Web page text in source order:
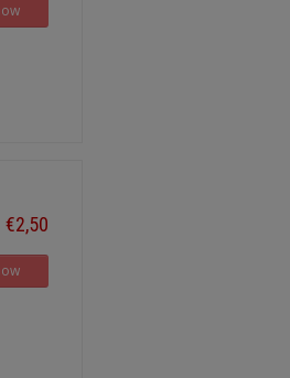
€2,50